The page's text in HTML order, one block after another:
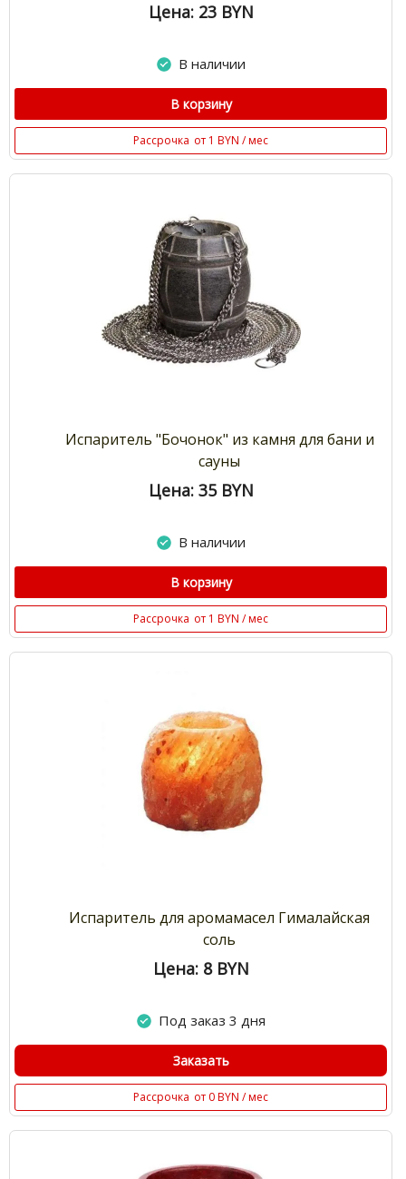
Цена: 23 BYN
В наличии
В корзину
Рассрочка от 1 BYN / мес
Испаритель "Бочонок" из камня для бани и
сауны
Цена: 35 BYN
В наличии
В корзину
Рассрочка от 1 BYN / мес
Испаритель для аромамасел Гималайская
соль
Цена: 8 BYN
Под заказ 3 дня
Заказать
Рассрочка от 0 BYN / мес